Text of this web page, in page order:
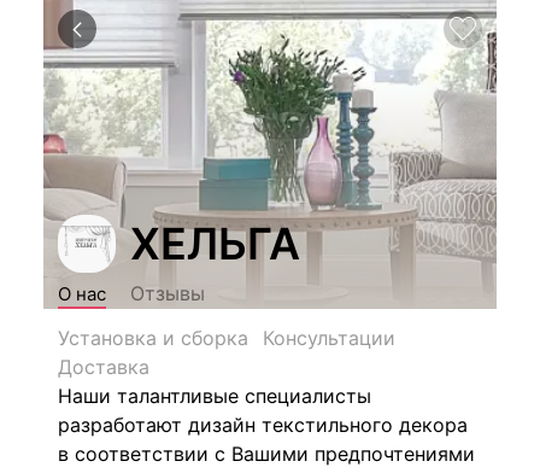
ХЕЛЬГА
О нас
Отзывы
Установка и сборка
Консультации
Доставка
Наши талантливые специалисты
разработают дизайн текстильного декора
в соответствии с Вашими предпочтениями